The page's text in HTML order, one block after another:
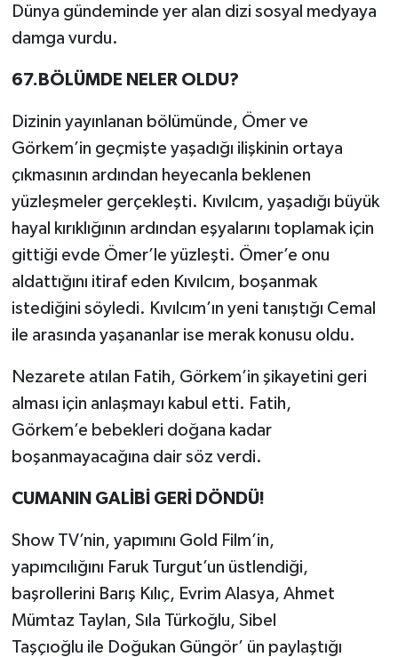
Dünya gündeminde yer alan dizi sosyal medyaya
damga vurdu.
67.BÖLÜMDE NELER OLDU?
Dizinin yayınlanan bölümünde, Ömer ve
Görkem’in geçmişte yaşadığı ilişkinin ortaya
çıkmasının ardından heyecanla beklenen
yüzleşmeler gerçekleşti. Kıvılcım, yaşadığı büyük
hayal kırıklığının ardından eşyalarını toplamak için
gittiği evde Ömer’le yüzleşti. Ömer’e onu
aldattığını itiraf eden Kıvılcım, boşanmak
istediğini söyledi. Kıvılcım’ın yeni tanıştığı Cemal
ile arasında yaşananlar ise merak konusu oldu.
Nezarete atılan Fatih, Görkem’in şikayetini geri
alması için anlaşmayı kabul etti. Fatih,
Görkem’e bebekleri doğana kadar
boşanmayacağına dair söz verdi.
CUMANIN GALİBİ GERİ DÖNDÜ!
Show TV’nin, yapımını Gold Film’in,
yapımcılığını Faruk Turgut’un üstlendiği,
başrollerini Barış Kılıç, Evrim Alasya, Ahmet
Mümtaz Taylan, Sıla Türkoğlu, Sibel
Taşçıoğlu ile Doğukan Güngör’ ün paylaştığı